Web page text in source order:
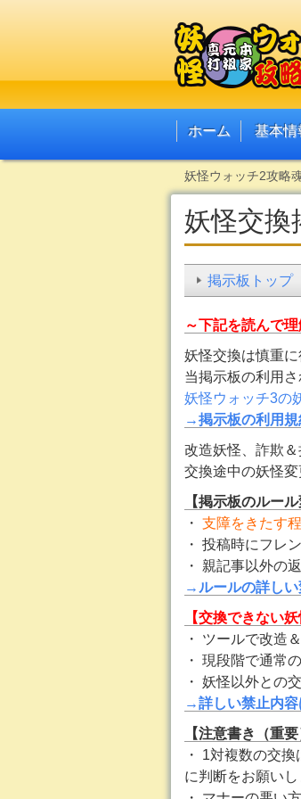
ホーム 基本情
妖怪ウォッチ2攻略
妖怪交換
掲示板トップ
～下記を読んで
妖怪交換は慎重
当掲示板の利用
妖怪ウォッチ3の
→掲示板の利用規
改造妖怪、詐欺＆
交換途中の妖怪
【掲示板のルール
・ 支障をきたす
・ 投稿時にフレ
・ 親記事以外の
→ルールの詳しい
【交換できない妖
・ ツールで改造
・ 現段階で通常
・ 妖怪以外との
→詳しい禁止内容
【注意書き（重要
・ 1対複数の交
に判断をお願いし